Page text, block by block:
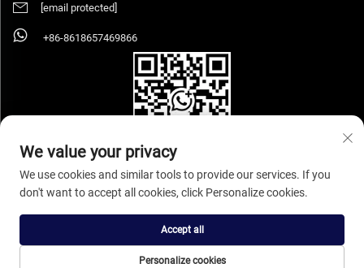
[email protected]
+86-8618657469866
Copyright © 2026 Ningbo Sihooz Furniture Industry And Trade Co., Ltd. Todos
los derechos reservados. Política de privacidad
We value your privacy
We use cookies and similar tools to provide our services. If you
don't want to accept all cookies, click Personalize cookies.
Personalize cookies
Accept all